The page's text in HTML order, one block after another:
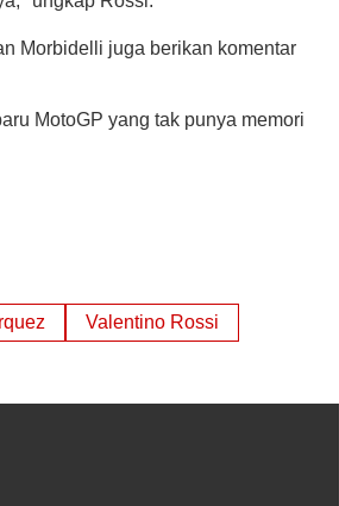
Morbidelli juga berikan komentar
MotoGP yang tak punya memori
Valentino Rossi